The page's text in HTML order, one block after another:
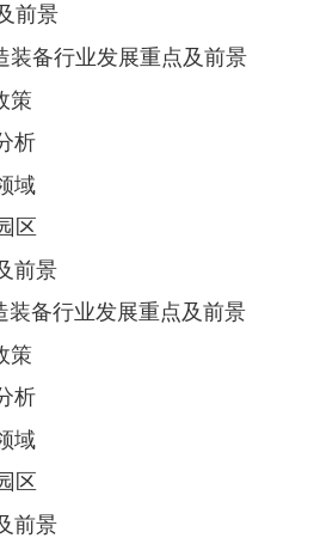
前景
备行业发展重点及前景
策
析
域
区
前景
备行业发展重点及前景
策
析
域
区
前景